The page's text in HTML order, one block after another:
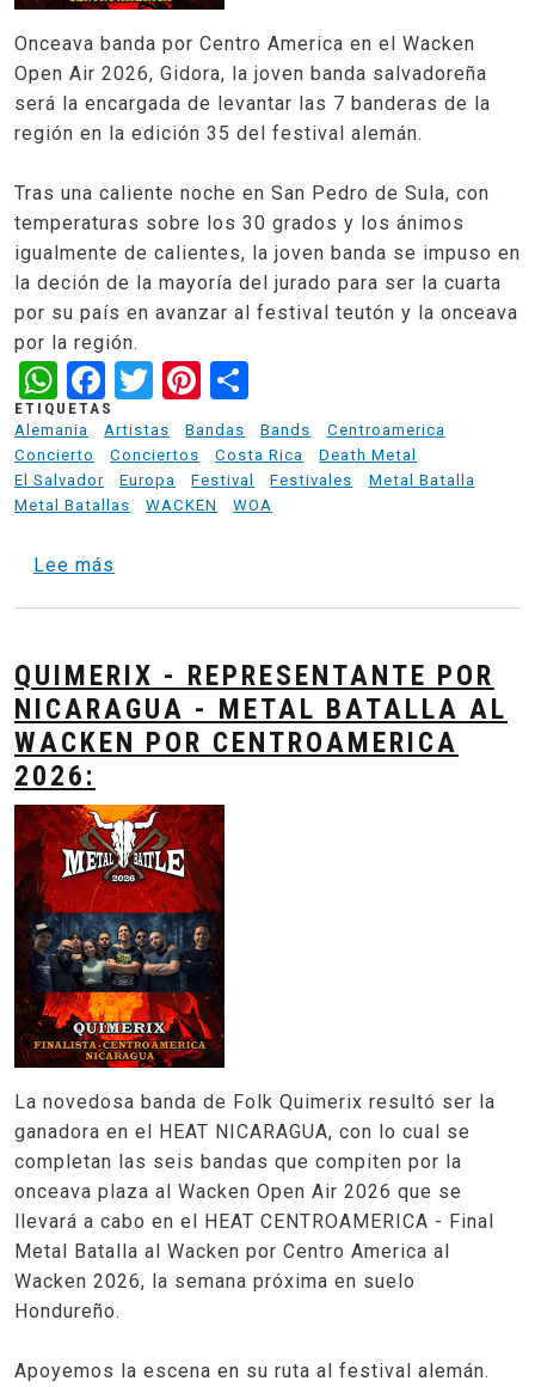
Onceava banda por Centro America en el Wacken
Open Air 2026, Gidora, la joven banda salvadoreña
será la encargada de levantar las 7 banderas de la
región en la edición 35 del festival alemán.
Tras una caliente noche en San Pedro de Sula, con
temperaturas sobre los 30 grados y los ánimos
igualmente de calientes, la joven banda se impuso en
la deción de la mayoría del jurado para ser la cuarta
por su país en avanzar al festival teutón y la onceava
por la región.
WhatsApp
Facebook
TwitterPinterest
ETIQUETAS
Alemania
Artistas Bandas Bands
Centroamerica
Concierto
Conciertos Costa Rica
Death Metal
El Salvador
Europa Festival Festivales
Metal Batalla
Metal Batallas
WACKEN WOA
Lee más
QUIMERIX - REPRESENTANTE POR
NICARAGUA - METAL BATALLA AL
WACKEN POR CENTROAMERICA
2026:
La novedosa banda de Folk Quimerix resultó ser la
ganadora en el HEAT NICARAGUA, con lo cual se
completan las seis bandas que compiten por la
onceava plaza al Wacken Open Air 2026 que se
llevará a cabo en el HEAT CENTROAMERICA - Final
Metal Batalla al Wacken por Centro America al
Wacken 2026, la semana próxima en suelo
Hondureño.
Apoyemos la escena en su ruta al festival alemán.